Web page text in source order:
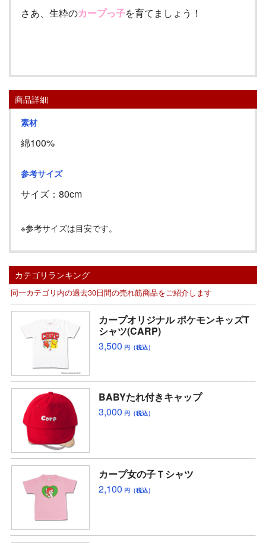
さあ、生粋のカープっ子を育てましょう！
商品詳細
素材
綿100%
参考サイズ
サイズ：80cm
※参考サイズは目安です。
カテゴリランキング
同一カテゴリ内の過去30日間の売れ筋商品をご紹介します
カープオリジナル ポケモンキッズT
シャツ(CARP)
3,500 円（税込）
BABYたれ付きキャップ
3,000 円（税込）
カープ女の子Ｔシャツ
2,100 円（税込）